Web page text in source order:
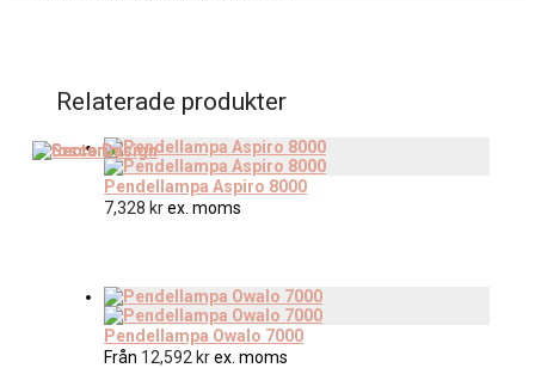
Relaterade produkter
Pendellampa Aspiro 8000
7,328 krex. moms
Pendellampa Owalo 7000
Från 12,592 krex. moms